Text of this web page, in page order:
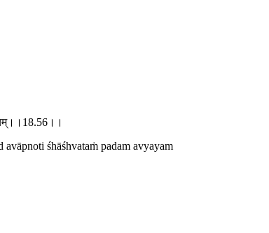
avāpnoti śhāśhvataṁ padam avyayam